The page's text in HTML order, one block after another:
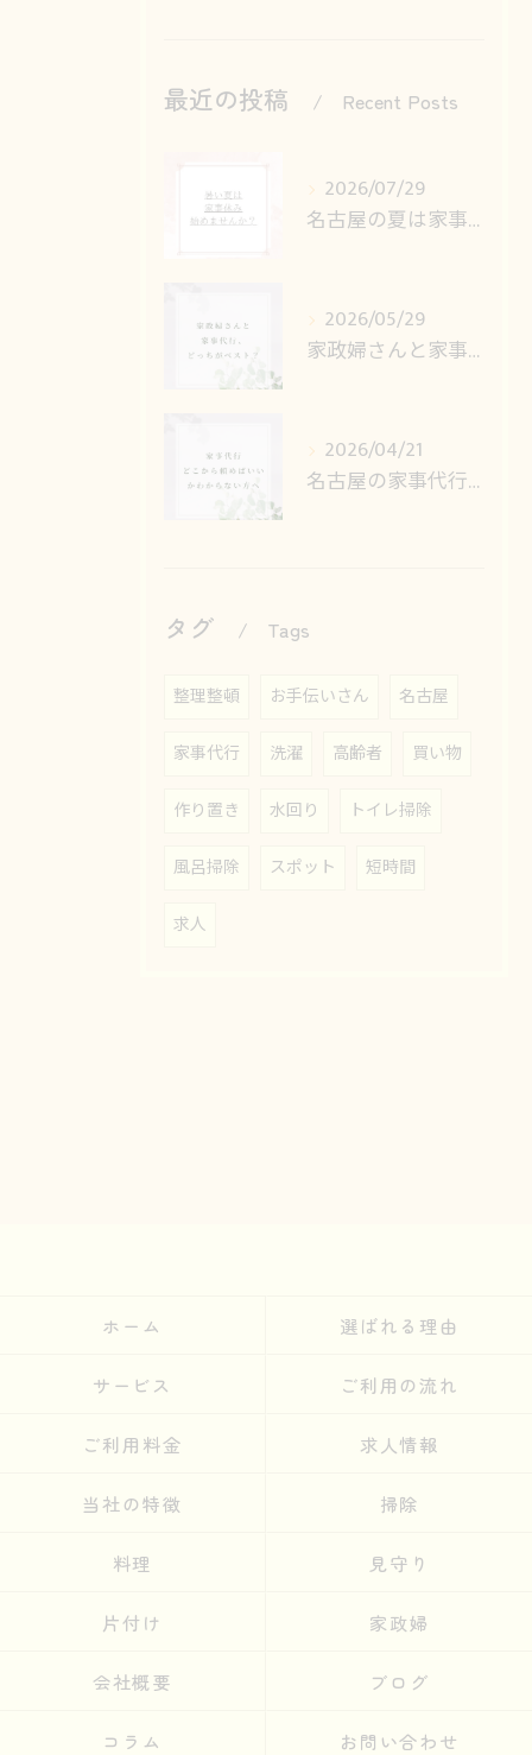
最近の投稿 Recent Posts
2026/07/29
名古屋の夏は家事休みで快適に
2026/05/29
家政婦さんと家事代行、どっちがベスト？
2026/04/21
名古屋の家事代行サービス、何から頼めばいいかわからない方へ
タグ Tags
整理整頓 お手伝いさん 名古屋
家事代行 洗濯 高齢者 買い物
作り置き 水回り トイレ掃除
風呂掃除 スポット 短時間
求人
ホーム 選ばれる理由
サービス ご利用の流れ
ご利用料金 求人情報
当社の特徴 掃除
料理 見守り
片付け 家政婦
会社概要 ブログ
コラム お問い合わせ